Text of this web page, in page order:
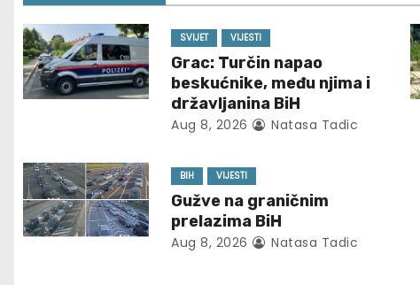
t
n
a
i
g
a
SVIJET VIJESTI
Grac: Turčin napao
beskućnike, među njima i
državljanina BiH
Aug 8, 2026 Natasa Tadic
BIH VIJESTI
Gužve na graničnim
prelazima BiH
Aug 8, 2026 Natasa Tadic